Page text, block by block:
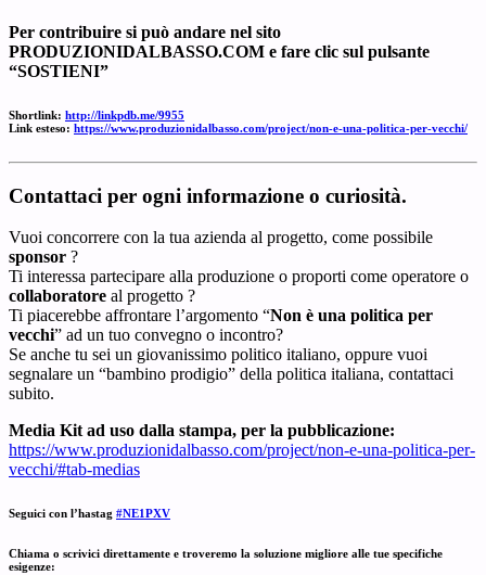
Per contribuire si può andare nel sito
PRODUZIONIDALBASSO.COM e fare clic sul pulsante
“SOSTIENI”
Shortlink: http://linkpdb.me/9955
Link esteso: https://www.produzionidalbasso.com/project/non-e-una-politica-per-vecchi/
Contattaci per ogni informazione o curiosità.
Vuoi concorrere con la tua azienda al progetto, come possibile
sponsor ?
Ti interessa partecipare alla produzione o proporti come operatore o
collaboratore al progetto ?
Ti piacerebbe affrontare l’argomento “Non è una politica per
vecchi” ad un tuo convegno o incontro?
Se anche tu sei un giovanissimo politico italiano, oppure vuoi
segnalare un “bambino prodigio” della politica italiana, contattaci
subito.
Media Kit ad uso dalla stampa, per la pubblicazione:
https://www.produzionidalbasso.com/project/non-e-una-politica-per-
vecchi/#tab-medias
Seguici con l’hastag #NE1PXV
Chiama o scrivici direttamente e troveremo la soluzione migliore alle tue specifiche
esigenze: